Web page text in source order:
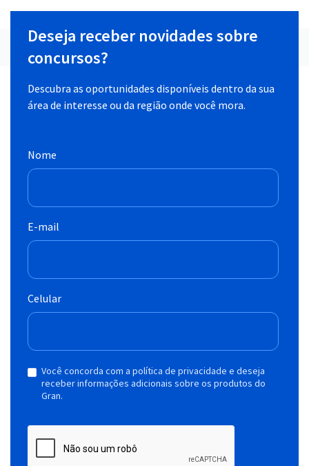
Deseja receber novidades sobre
concursos?
Descubra as oportunidades disponíveis dentro da sua
área de interesse ou da região onde você mora.
Nome
E-mail
Celular
Você concorda com a política de privacidade e deseja
receber informações adicionais sobre os produtos do
Gran.